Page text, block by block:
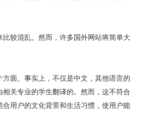
较混乱。然而，许多国外网站将简单大
面。事实上，不仅是中文，其他语言的
关专业的学生翻译的。然而，这不符合
用户的文化背景和生活习惯，使用户能